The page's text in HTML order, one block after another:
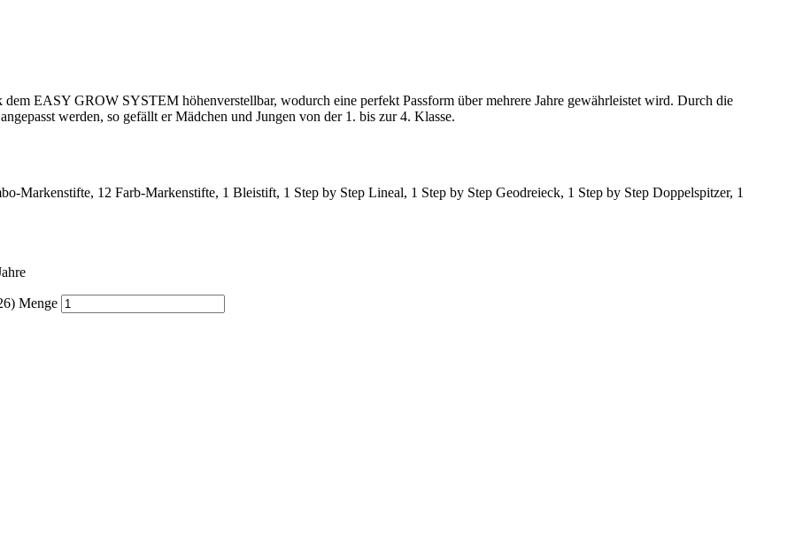
EASY GROW SYSTEM höhenverstellbar, wodurch eine perfekt Passform über mehrere Jahre gewährleistet wird. Durch die
werden, so gefällt er Mädchen und Jungen von der 1. bis zur 4. Klasse.
Markenstifte, 12 Farb-Markenstifte, 1 Bleistift, 1 Step by Step Lineal, 1 Step by Step Geodreieck, 1 Step by Step Doppelspitzer, 1
Menge